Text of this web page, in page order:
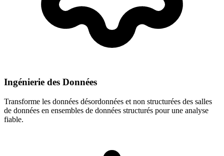
Ingénierie des Données
Transforme les données désordonnées et non structurées des salles
de données en ensembles de données structurés pour une analyse
fiable.